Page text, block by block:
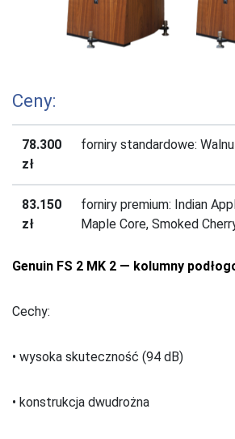
Ceny:
78.300
zł
forniry standardowe:
83.150
zł
forniry premium: Indian
Maple Core, Smoked
Genuin FS 2 MK 2 — kolumny
Cechy:
• wysoka skuteczność (94 dB)
• konstrukcja dwudrożna